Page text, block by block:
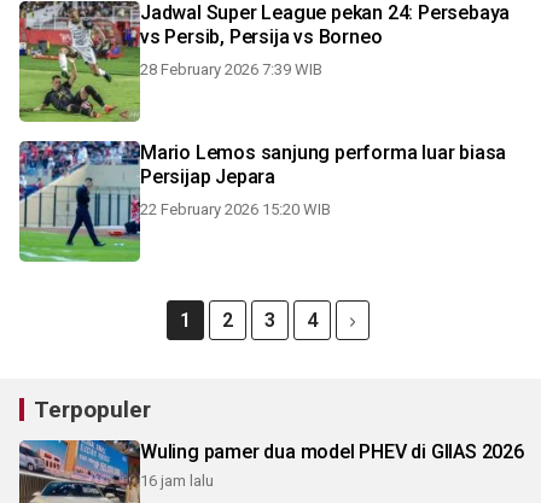
Jadwal Super League pekan 24: Persebaya
vs Persib, Persija vs Borneo
28 February 2026 7:39 WIB
Mario Lemos sanjung performa luar biasa
Persijap Jepara
22 February 2026 15:20 WIB
1 2 3 4
Terpopuler
Wuling pamer dua model PHEV di GIIAS 2026
16 jam lalu